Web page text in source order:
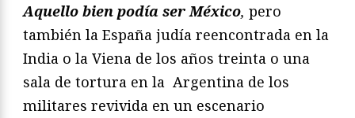
Aquello bien podía ser México, pero
también la España judía reencontrada en la
India o la Viena de los años treinta o una
sala de tortura en la Argentina de los
militares revivida en un escenario